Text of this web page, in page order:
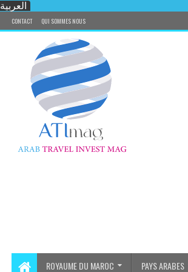
العربية
CONTACT QUI SOMMES NOUS
ROYAUME DU MAROC PAYS ARABES